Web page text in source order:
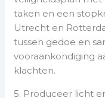
taken en een
Utrecht en
tussen gedoe en
vooraankondiging
klachten.
5. Produceer licht